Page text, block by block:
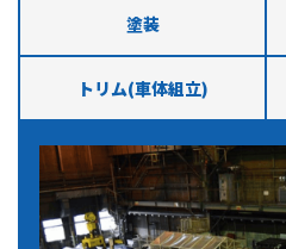
塗装
トリム(車体組立)